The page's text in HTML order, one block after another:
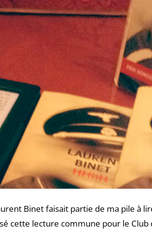
Binet faisait partie de ma pile à
cette lecture commune pour le Club